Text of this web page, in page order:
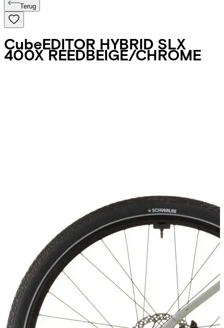
Terug
CubeEDITOR HYBRID SLX
400X REEDBEIGE/CHROME